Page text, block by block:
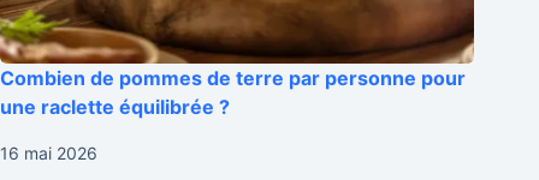
Combien de pommes de terre par personne pour
une raclette équilibrée ?
16 mai 2026